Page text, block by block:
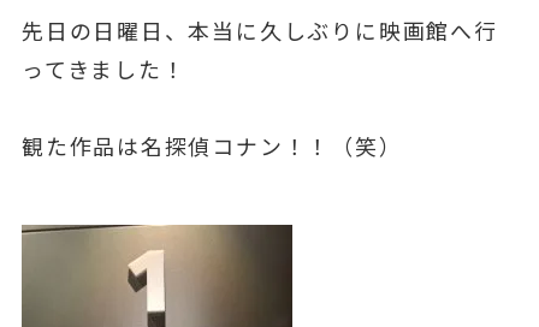
先日の日曜日、本当に久しぶりに映画館へ行
ってきました！
観た作品は名探偵コナン！！（笑）